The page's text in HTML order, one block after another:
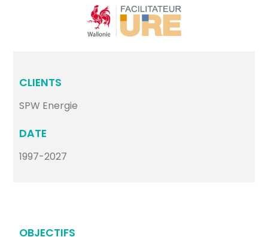
CLIENTS
SPW Energie
DATE
1997-2027
OBJECTIFS